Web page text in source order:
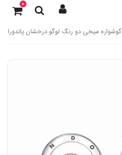
0
گوشواره میخی دو رنگ لوگو درخشان پاندورا